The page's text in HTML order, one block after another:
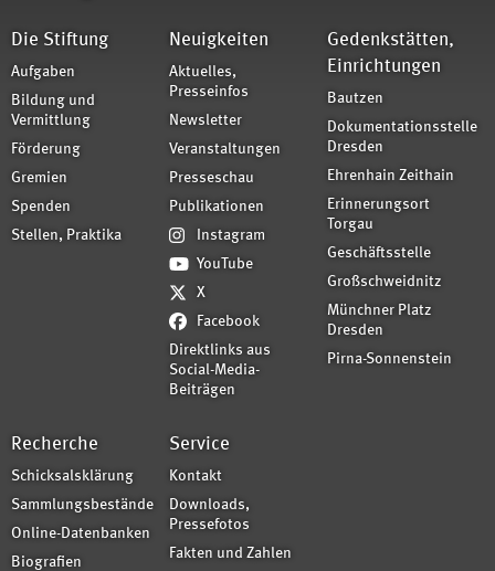
Die Stiftung
Aufgaben
Bildung und
Vermittlung
Förderung
Gremien
Spenden
Stellen, Praktika
Neuigkeiten
Aktuelles,
Presseinfos
Newsletter
Veranstaltungen
Presseschau
Publikationen
Instagram
YouTube
X
Facebook
Direktlinks aus
Social-Media-
Beiträgen
Gedenkstätten,
Einrichtungen
Bautzen
Dokumentationsstelle
Dresden
Ehrenhain Zeithain
Erinnerungsort
Torgau
Geschäftsstelle
Großschweidnitz
Münchner Platz
Dresden
Pirna-Sonnenstein
Recherche
Schicksalsklärung
Sammlungsbestände
Online-Datenbanken
Biografien
Service
Kontakt
Downloads,
Pressefotos
Fakten und Zahlen